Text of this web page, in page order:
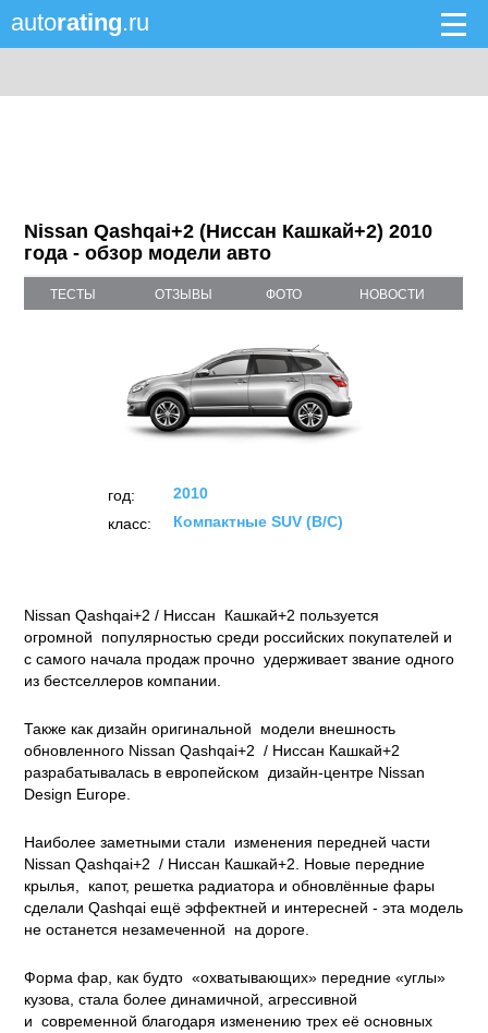
autorating.ru
Nissan Qashqai+2 (Ниссан Кашкай+2) 2010
года - обзор модели авто
ТЕСТЫ ОТЗЫВЫ ФОТО НОВОСТИ
год:
2010
класс:
Компактные SUV (B/C)
Nissan Qashqai+2 / Ниссан Кашкай+2 пользуется
огромной популярностью среди российских покупателей и
с самого начала продаж прочно удерживает звание одного
из бестселлеров компании.
Также как дизайн оригинальной модели внешность
обновленного Nissan Qashqai+2 / Ниссан Кашкай+2
разрабатывалась в европейском дизайн-центре Nissan
Design Europe.
Наиболее заметными стали изменения передней части
Nissan Qashqai+2 / Ниссан Кашкай+2. Новые передние
крылья, капот, решетка радиатора и обновлённые фары
сделали Qashqai ещё эффектней и интересней - эта модель
не останется незамеченной на дороге.
Форма фар, как будто «охватывающих» передние «углы»
кузова, стала более динамичной, агрессивной
и современной благодаря изменению трех её основных